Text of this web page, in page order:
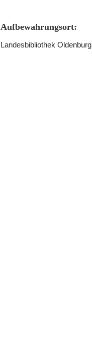
Aufbewahrungsort:
Landesbibliothek Oldenburg